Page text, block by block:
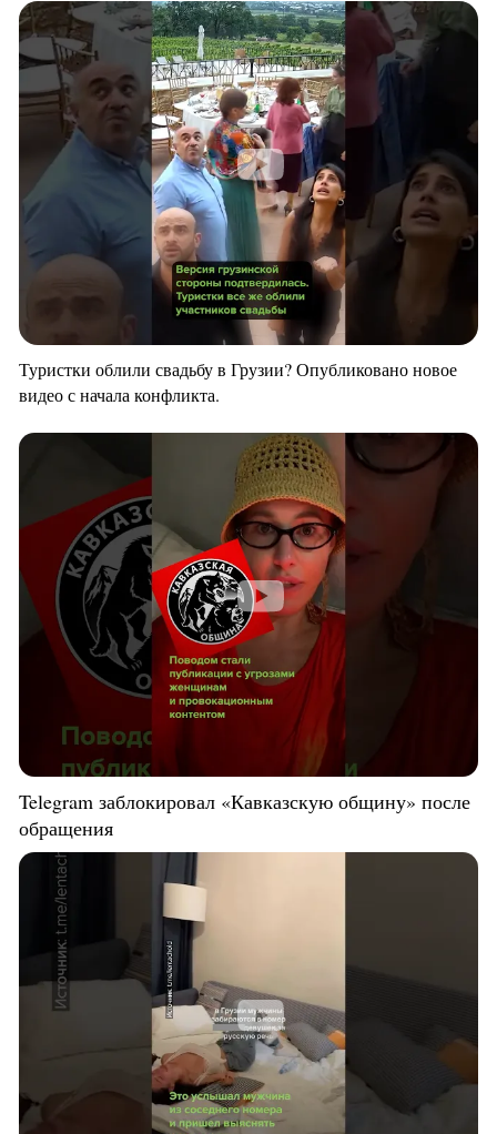
Туристки облили свадьбу в Грузии? Опубликовано новое
видео с начала конфликта.
Telegram заблокировал «Кавказскую общину» после
обращения